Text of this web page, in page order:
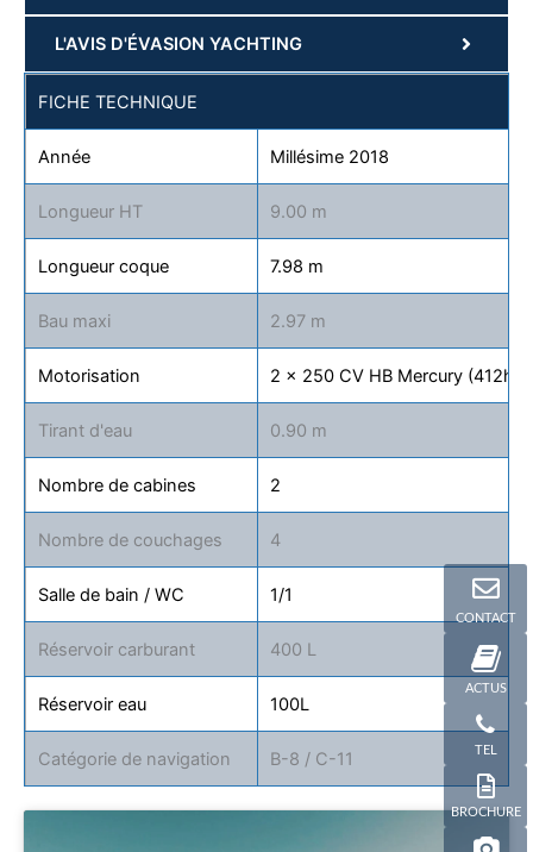
L'AVIS D'ÉVASION YACHTING
FICHE TECHNIQUE
Année Millésime 2018
Longueur HT 9.00 m
Longueur coque 7.98 m
Bau maxi 2.97 m
Motorisation 2 x 250 CV HB Mercury (412h
Tirant d'eau 0.90 m
Nombre de cabines 2
Nombre de couchages 4
Salle de bain / WC 1/1
Réservoir carburant 400 L
Réservoir eau 100L
Catégorie de navigation B-8 / C-11
CONTACT
ACTUS
TEL
BROCHURE